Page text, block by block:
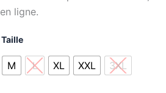
en ligne.
Taille
M L XL XXL 3XL